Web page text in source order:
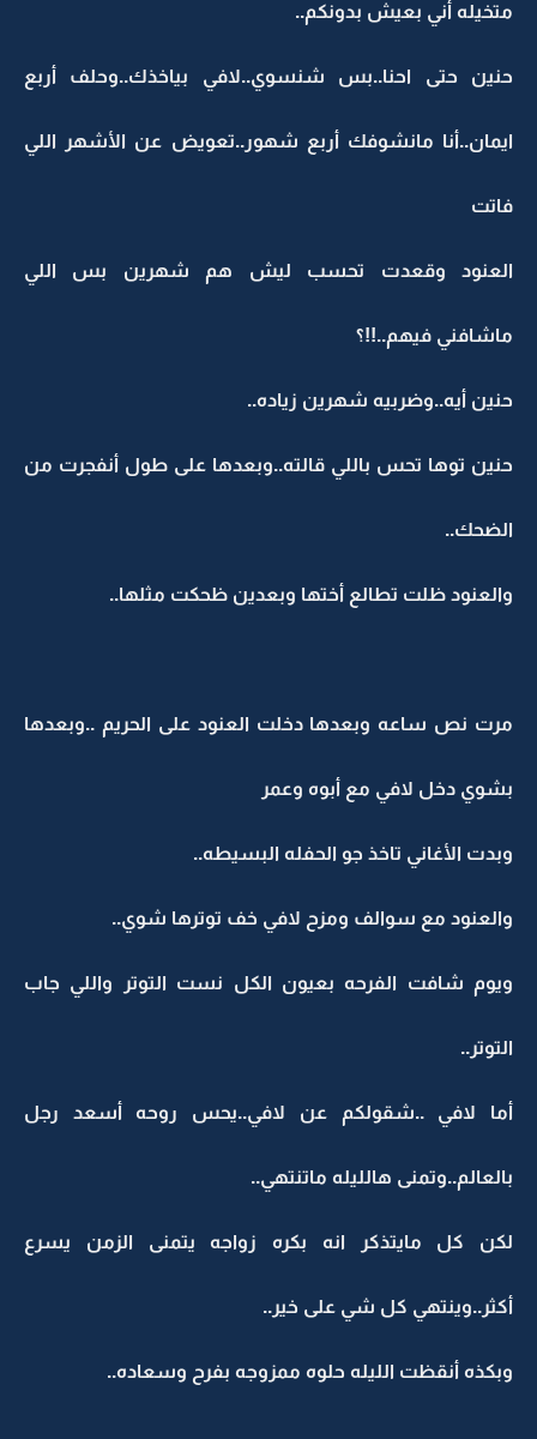
متخيله أني بعيش بدونكم..
حنين حتى احنا..بس شنسوي..لافي بياخذك..وحلف أربع
ايمان..أنا مانشوفك أربع شهور..تعويض عن الأشهر اللي
فاتت
العنود وقعدت تحسب ليش هم شهرين بس اللي
ماشافني فيهم..!!؟
حنين أيه..وضربيه شهرين زياده..
حنين توها تحس باللي قالته..وبعدها على طول أنفجرت من
الضحك..
والعنود ظلت تطالع أختها وبعدين ظحكت مثلها..
مرت نص ساعه وبعدها دخلت العنود على الحريم ..وبعدها
بشوي دخل لافي مع أبوه وعمر
وبدت الأغاني تاخذ جو الحفله البسيطه..
والعنود مع سوالف ومزح لافي خف توترها شوي..
ويوم شافت الفرحه بعيون الكل نست التوتر واللي جاب
التوتر..
أما لافي ..شقولكم عن لافي..يحس روحه أسعد رجل
بالعالم..وتمنى هالليله ماتنتهي..
لكن كل مايتذكر انه بكره زواجه يتمنى الزمن يسرع
أكثر..وينتهي كل شي على خير..
وبكذه أنقظت الليله حلوه ممزوجه بفرح وسعاده..